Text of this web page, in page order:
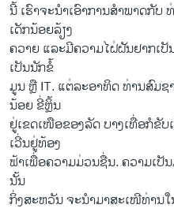
ລາຍງານ
ຕິດຕາມພວກເຮົາ ທີ່
ພາສາຕ່າງໆ
ນີ້ ເຮົາຈະນຳເອົາການສຳພາດກັບ
ເດັກນ້ອຍລ້ຽງ
ຄວາຍ ແລະມີຄວາມໄຝ່ຝັນຢາກເ
ເປັນນັກຂໍ້
ມູນ ຫຼື IT. ແຕ່ລະອາທິດ ທ່ານສົມຊ
ນ້ອຍ ຂີ່ຫຼິ້ນ
ຢູ່ເຂດເໜືອຂອງລັດ ບາງເທື່ອກໍຂັ
ເວີ່ນຢູ່ທ້ອງ
ຟ້າເພື່ອຄວາມມ່ວນຊື່ນ. ຄວາມເປັ
ນັ້ນ
ກິ່ງສະຫວັນ ຈະນຳມາສະເໜີທ່ານ